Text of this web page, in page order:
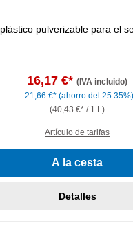
plástico pulverizable para el
16,17 €* (IVA incluido)
21,66 €* (ahorro del 25.35%)
(40,43 €* / 1 L)
Artículo de tarifas
A la cesta
Detalles